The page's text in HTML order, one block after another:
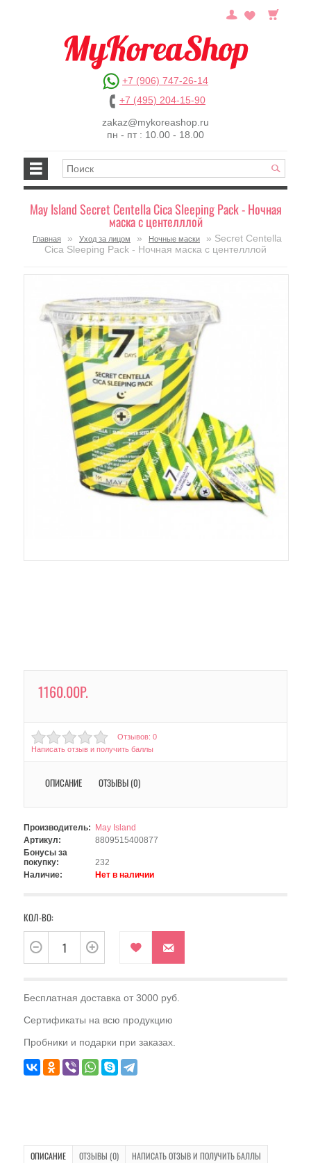
+7 (906) 747-26-14
+7 (495) 204-15-90
zakaz@mykoreashop.ru
пн - пт : 10.00 - 18.00
May Island Secret Centella Cica Sleeping Pack - Ночная
маска с центелллой
Главная » Уход за лицом » Ночные маски
» Secret Centella
Cica Sleeping Pack - Ночная маска с центелллой
1160.00Р.
Отзывов: 0
Написать отзыв и получить баллы
ОПИСАНИЕ ОТЗЫВЫ (0)
Производитель:
May Island
Артикул:
8809515400877
Бонусы за
покупку:
232
Наличие:
Нет в наличии
КОЛ-ВО:
Бесплатная доставка от 3000 руб.
Сертификаты на всю продукцию
Пробники и подарки при заказах.
ОПИСАНИЕ ОТЗЫВЫ (0) НАПИСАТЬ ОТЗЫВ И ПОЛУЧИТЬ БАЛЛЫ